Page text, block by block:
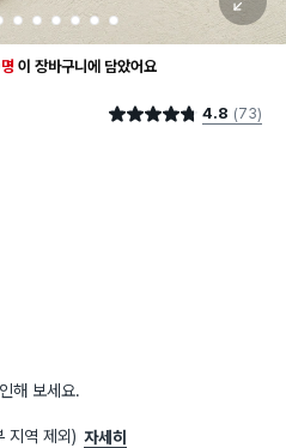
6 7 8 9 10 11
확대 보기
이 장바구니에 담았어요
별점 4.8점 4.8 (73)
해 보세요.
지역 제외) 자세히